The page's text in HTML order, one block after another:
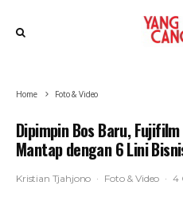
Home Foto & Video
Dipimpin Bos Baru,
Mantap dengan 6 Lini
Kristian Tjahjono · Foto & Video · 4